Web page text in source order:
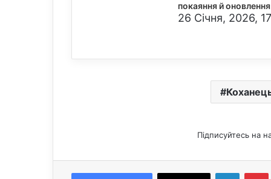
покаяння й
26 Січня, 2026,
Підписуйтесь на